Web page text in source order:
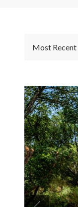
Most Recent